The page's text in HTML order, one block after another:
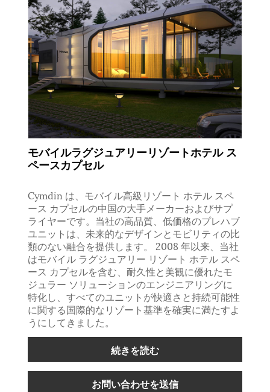
モバイルラグジュアリーリゾートホテル ス
ペースカプセル
Cymdin は、モバイル高級リゾート ホテル スペ
ース カプセルの中国の大手メーカーおよびサプ
ライヤーです。当社の高品質、低価格のプレハブ
ユニットは、未来的なデザインとモビリティの比
類のない融合を提供します。 2008 年以来、当社
はモバイル ラグジュアリー リゾート ホテル スペ
ース カプセルを含む、耐久性と美観に優れたモ
ジュラー ソリューションのエンジニアリングに
特化し、すべてのユニットが快適さと持続可能性
に関する国際的なリゾート基準を確実に満たすよ
うにしてきました。
続きを読む
お問い合わせを送信